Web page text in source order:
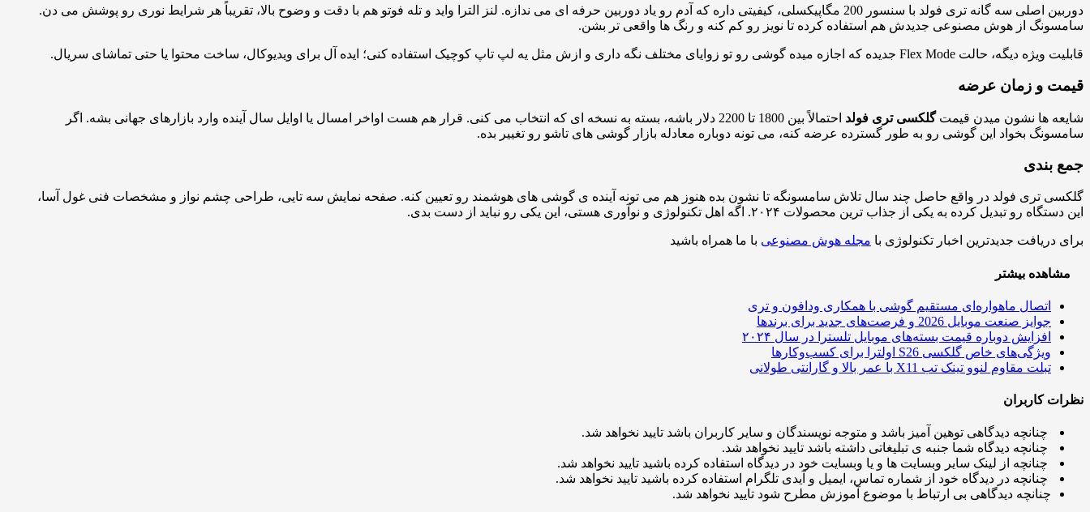
دوربین اصلی سه گانه تری فولد با سنسور 200 مگاپیکسلی، کیفیتی داره که آدم رو یاد دوربین حرفه ای می ندازه. لنز الترا واید و تله فوتو هم با دقت و وضوح بالا، تقریباً هر شرایط نوری رو پوشش می دن.
سامسونگ از هوش مصنوعی جدیدش هم استفاده کرده تا نویز رو کم کنه و رنگ ها واقعی تر بشن.
قابلیت ویژه دیگه، حالت Flex Mode جدیده که اجازه میده گوشی رو تو زوایای مختلف نگه داری و ازش مثل یه لپ تاپ کوچیک استفاده کنی؛ ایده آل برای ویدیوکال، ساخت محتوا یا حتی تماشای سریال.
قیمت و زمان عرضه
شایعه ها نشون میدن قیمتگلکسی تری فولد
احتمالاً بین 1800 تا 2200 دلار باشه، بسته به نسخه ای که انتخاب می کنی. قرار هم هست اواخر امسال یا اوایل سال آینده وارد بازارهای جهانی بشه. اگر
سامسونگ بخواد این گوشی رو به طور گسترده عرضه کنه، می تونه دوباره معادله بازار گوشی های تاشو رو تغییر بده.
جمع بندی
گلکسی تری فولد در واقع حاصل چند سال تلاش سامسونگه تا نشون بده هنوز هم می تونه آینده ی گوشی های هوشمند رو تعیین کنه. صفحه نمایش سه تایی، طراحی چشم نواز و مشخصات فنی غول آسا،
این دستگاه رو تبدیل کرده به یکی از جذاب ترین محصولات ۲۰۲۴. اگه اهل تکنولوژی و نوآوری هستی، این یکی رو نباید از دست بدی.
برای دریافت جدیدترین اخبار تکنولوژی با مجله هوش مصنوعی با ما همراه باشید
مشاهده بیشتر
اتصال ماهواره‌ای مستقیم گوشی‌ با همکاری ودافون و تری
جوایز صنعت موبایل 2026 و فرصت‌های جدید برای برندها
افزایش دوباره قیمت بسته‌های موبایل تلسترا در سال ۲۰۲۴
ویژگی‌های خاص گلکسی S26 اولترا برای کسب‌وکارها
تبلت مقاوم لنوو تینک تب X11 با عمر بالا و گارانتی طولانی
نظرات کاربران
چنانچه دیدگاهی توهین آمیز باشد و متوجه نویسندگان و سایر کاربران باشد تایید نخواهد شد.
چنانچه دیدگاه شما جنبه ی تبلیغاتی داشته باشد تایید نخواهد شد.
چنانچه از لینک سایر وبسایت ها و یا وبسایت خود در دیدگاه استفاده کرده باشید تایید نخواهد شد.
چنانچه در دیدگاه خود از شماره تماس، ایمیل و آیدی تلگرام استفاده کرده باشید تایید نخواهد شد.
چنانچه دیدگاهی بی ارتباط با موضوع آموزش مطرح شود تایید نخواهد شد.